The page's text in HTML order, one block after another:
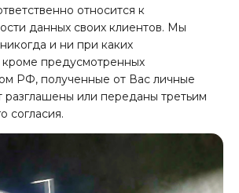
относится к
данных своих клиентов. Мы
и ни при каких
кроме предусмотренных
РФ, полученные от Вас личные
разглашены или переданы третьим
согласия.